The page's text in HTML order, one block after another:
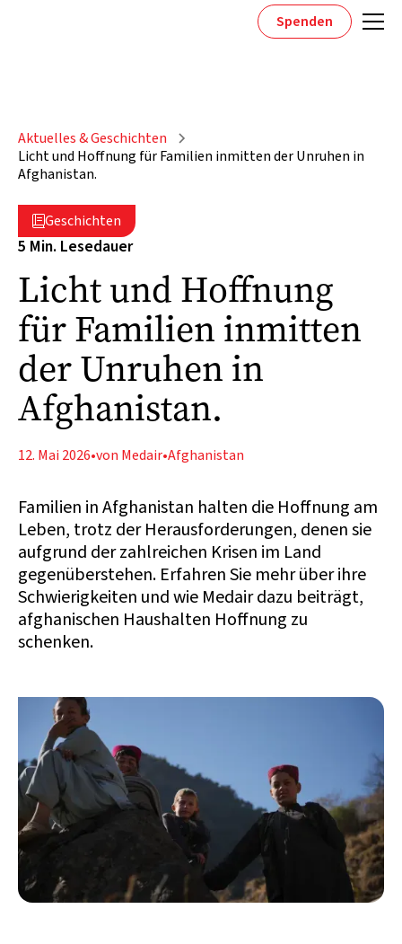
Spenden
Aktuelles & Geschichten
Licht und Hoffnung für Familien inmitten der Unruhen in
Afghanistan.
Geschichten
5 Min. Lesedauer
Licht und Hoffnung
für Familien inmitten
der Unruhen in
Afghanistan.
12. Mai 2026•von Medair•Afghanistan
Familien in Afghanistan halten die Hoffnung am
Leben, trotz der Herausforderungen, denen sie
aufgrund der zahlreichen Krisen im Land
gegenüberstehen. Erfahren Sie mehr über ihre
Schwierigkeiten und wie Medair dazu beiträgt,
afghanischen Haushalten Hoffnung zu
schenken.